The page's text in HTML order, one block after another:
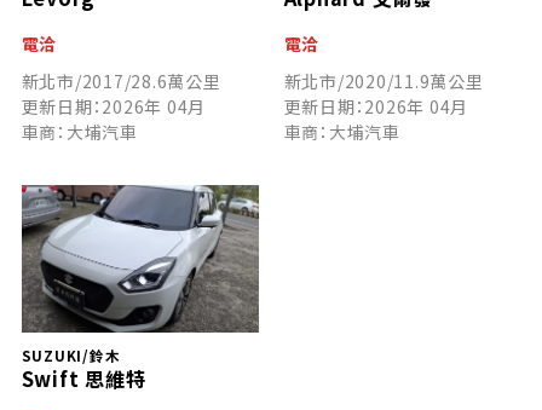
電洽
新北市/2017/28.6萬公里
更新日期：2026年 04月
車商：大埔汽車
電洽
新北市/2020/11.9萬公里
更新日期：2026年 04月
車商：大埔汽車
SUZUKI/鈴木
Swift 思維特